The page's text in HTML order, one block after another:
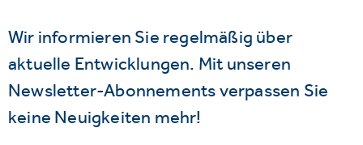
Wir informieren Sie regelmäßig über
aktuelle Entwicklungen. Mit unseren
Newsletter-Abonnements verpassen Sie
keine Neuigkeiten mehr!